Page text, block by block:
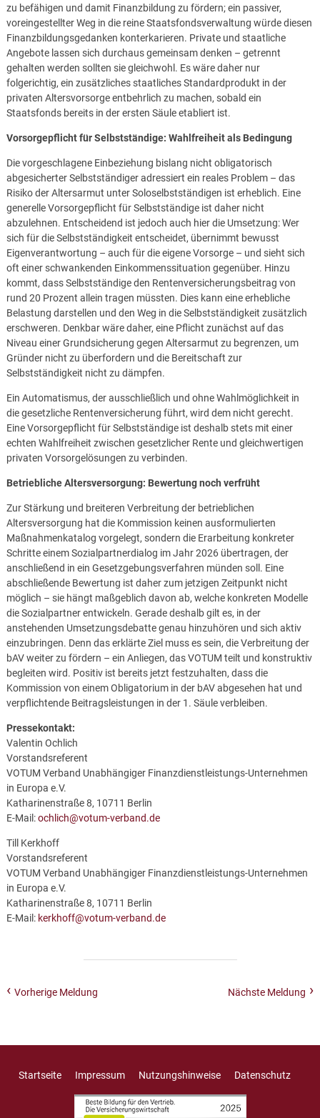
zu befähigen und damit Finanzbildung zu fördern; ein passiver,
voreingestellter Weg in die reine Staatsfondsverwaltung würde diesen
Finanzbildungsgedanken konterkarieren. Private und staatliche
Angebote lassen sich durchaus gemeinsam denken – getrennt
gehalten werden sollten sie gleichwohl. Es wäre daher nur
folgerichtig, ein zusätzliches staatliches Standardprodukt in der
privaten Altersvorsorge entbehrlich zu machen, sobald ein
Staatsfonds bereits in der ersten Säule etabliert ist.
Vorsorgepflicht für Selbstständige: Wahlfreiheit als Bedingung
Die vorgeschlagene Einbeziehung bislang nicht obligatorisch
abgesicherter Selbstständiger adressiert ein reales Problem – das
Risiko der Altersarmut unter Soloselbstständigen ist erheblich. Eine
generelle Vorsorgepflicht für Selbstständige ist daher nicht
abzulehnen. Entscheidend ist jedoch auch hier die Umsetzung: Wer
sich für die Selbstständigkeit entscheidet, übernimmt bewusst
Eigenverantwortung – auch für die eigene Vorsorge – und sieht sich
oft einer schwankenden Einkommenssituation gegenüber. Hinzu
kommt, dass Selbstständige den Rentenversicherungsbeitrag von
rund 20 Prozent allein tragen müssten. Dies kann eine erhebliche
Belastung darstellen und den Weg in die Selbstständigkeit zusätzlich
erschweren. Denkbar wäre daher, eine Pflicht zunächst auf das
Niveau einer Grundsicherung gegen Altersarmut zu begrenzen, um
Gründer nicht zu überfordern und die Bereitschaft zur
Selbstständigkeit nicht zu dämpfen.
Ein Automatismus, der ausschließlich und ohne Wahlmöglichkeit in
die gesetzliche Rentenversicherung führt, wird dem nicht gerecht.
Eine Vorsorgepflicht für Selbstständige ist deshalb stets mit einer
echten Wahlfreiheit zwischen gesetzlicher Rente und gleichwertigen
privaten Vorsorgelösungen zu verbinden.
Betriebliche Altersversorgung: Bewertung noch verfrüht
Zur Stärkung und breiteren Verbreitung der betrieblichen
Altersversorgung hat die Kommission keinen ausformulierten
Maßnahmenkatalog vorgelegt, sondern die Erarbeitung konkreter
Schritte einem Sozialpartnerdialog im Jahr 2026 übertragen, der
anschließend in ein Gesetzgebungsverfahren münden soll. Eine
abschließende Bewertung ist daher zum jetzigen Zeitpunkt nicht
möglich – sie hängt maßgeblich davon ab, welche konkreten Modelle
die Sozialpartner entwickeln. Gerade deshalb gilt es, in der
anstehenden Umsetzungsdebatte genau hinzuhören und sich aktiv
einzubringen. Denn das erklärte Ziel muss es sein, die Verbreitung der
bAV weiter zu fördern – ein Anliegen, das VOTUM teilt und konstruktiv
begleiten wird. Positiv ist bereits jetzt festzuhalten, dass die
Kommission von einem Obligatorium in der bAV abgesehen hat und
verpflichtende Beitragsleistungen in der 1. Säule verbleiben.
Pressekontakt:
Valentin Ochlich
Vorstandsreferent
VOTUM Verband Unabhängiger Finanzdienstleistungs-Unternehmen
in Europa e.V.
Katharinenstraße 8, 10711 Berlin
E-Mail:ochlich@votum-verband.de
Till Kerkhoff
Vorstandsreferent
VOTUM Verband Unabhängiger Finanzdienstleistungs-Unternehmen
in Europa e.V.
Katharinenstraße 8, 10711 Berlin
E-Mail: kerkhoff@votum-verband.de
Vorherige Meldung Nächste Meldung
Startseite Impressum Nutzungshinweise Datenschutz